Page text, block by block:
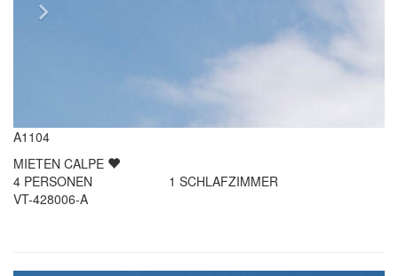
A1104
MIETEN CALPE
4 PERSONEN 1 SCHLAFZIMMER
VT-428006-A